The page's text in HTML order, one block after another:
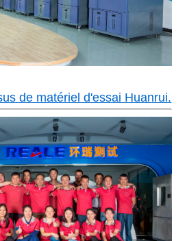
de matériel d'essai Huanrui.